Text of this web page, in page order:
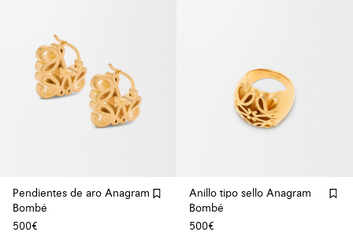
Pendientes de aro Anagram
Bombé
500€
Anillo tipo sello Anagram
Bombé
500€